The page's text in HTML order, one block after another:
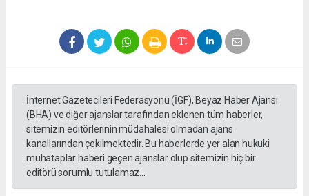
İnternet Gazetecileri Federasyonu (İGF), Beyaz Haber Ajansı
(BHA) ve diğer ajanslar tarafından eklenen tüm haberler,
sitemizin editörlerinin müdahalesi olmadan ajans
kanallarından çekilmektedir. Bu haberlerde yer alan hukuki
muhataplar haberi geçen ajanslar olup sitemizin hiç bir
editörü sorumlu tutulamaz...